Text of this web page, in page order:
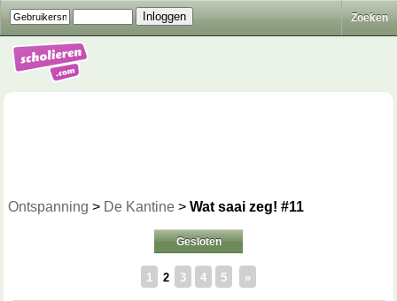
Zoeken
Ontspanning > De Kantine > Wat saai zeg! #11
Gesloten
1 2 3 4 5 »